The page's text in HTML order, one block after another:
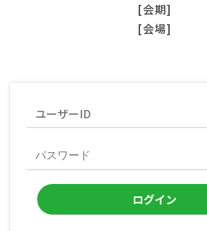
[会期]
[会場]